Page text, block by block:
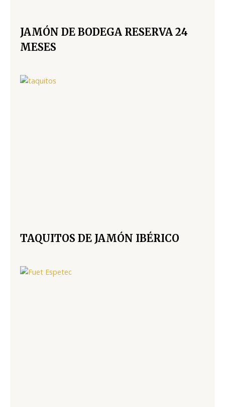
JAMÓN DE BODEGA RESERVA 24
MESES
TAQUITOS DE JAMÓN IBÉRICO